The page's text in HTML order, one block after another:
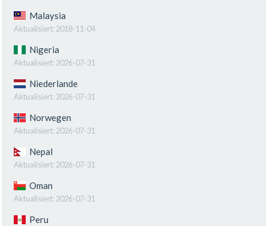
Malaysia
Aktualisiert: 2018-11-04
Nigeria
Aktualisiert: 2026-07-31
Niederlande
Aktualisiert: 2026-07-31
Norwegen
Aktualisiert: 2026-07-31
Nepal
Aktualisiert: 2026-07-31
Oman
Aktualisiert: 2026-07-31
Peru